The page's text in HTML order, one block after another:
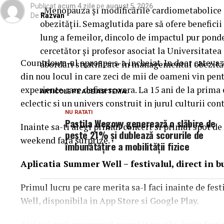
„Menopauza și modificările
obezității. Semaglutida pare să ofere
lung a femeilor, dincolo de impactul pur
cercetător și profesor asociat la
abordări stratificate în managementul
ARTICOLE PE ACEIASI TEMA:
NU RATATI
Pastila Wegovy generează o slăbire de
peste 21% și dublează scorurile de
îmbunătățire a mobilității fizice
Publicat acum 4 zile pe august 5, 2026
De Razvan
Countdown-ul aproape s-a incheiat. In doar
din nou locul in care zeci de mii de oameni vin
experiente care definesc vara. La 15 ani de la
eclectic si un univers construit in jurul culturii
Inainte sa-ti alegi primul concert si primul spot
weekend fara surprize.
Aplicatia Summer Well – festivalul, direct in
Primul lucru pe care merita sa-l faci inainte de
Well, disponibila in App Store si Google Play.